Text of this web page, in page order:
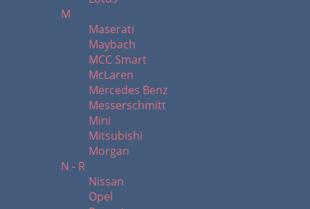
M
Maserati
Maybach
MCC Smart
McLaren
Mercedes Benz
Messerschmitt
Mini
Mitsubishi
Morgan
N - R
Nissan
Opel